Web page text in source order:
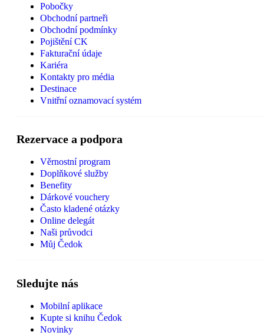
Pobočky
Obchodní partneři
Obchodní podmínky
Pojištění CK
Fakturační údaje
Kariéra
Kontakty pro média
Destinace
Vnitřní oznamovací systém
Rezervace a podpora
Věrnostní program
Doplňkové služby
Benefity
Dárkové vouchery
Často kladené otázky
Online delegát
Naši průvodci
Můj Čedok
Sledujte nás
Mobilní aplikace
Kupte si knihu Čedok
Novinky